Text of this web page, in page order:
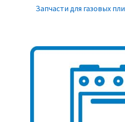
Запчасти для газовых